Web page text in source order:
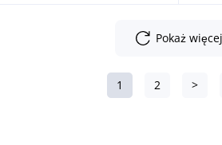
Pokaż więcej
1 2 >